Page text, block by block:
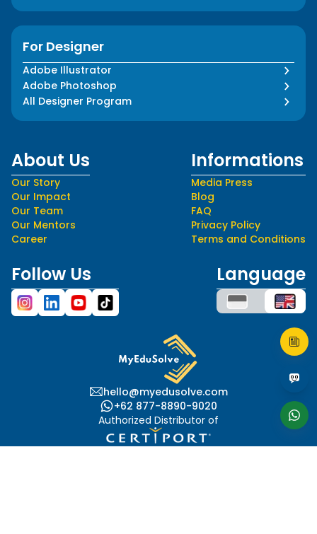
For Designer
Adobe Illustrator
Adobe Photoshop
All Designer Program
hello@myedusolve.com
+62 877-8890-9020
Authorized Distributor of
About Us
Our Story
Our Impact
Our Team
Our Mentors
Career
Informations
Media Press
Blog
FAQ
Privacy Policy
Terms and Conditions
Follow Us Language